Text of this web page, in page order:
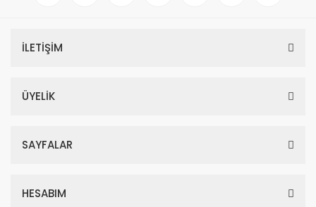
İLETİŞİM
ÜYELİK
SAYFALAR
HESABIM